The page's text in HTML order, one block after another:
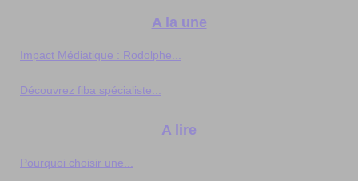
A la une
Impact Médiatique : Rodolphe...
Découvrez fiba spécialiste...
A lire
Pourquoi choisir une...